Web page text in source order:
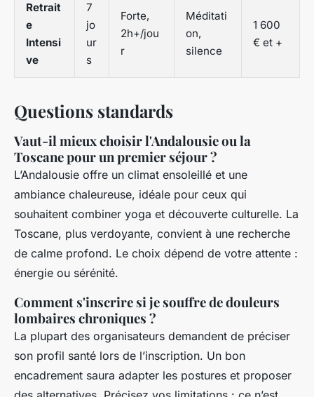
Retrait
e
Intensi
ve
7
jo
ur
s
Forte,
2h+/jou
r
Méditati
on,
silence
1 600
€ et +
Questions standards
Vaut-il mieux choisir l'Andalousie ou la
Toscane pour un premier séjour ?
L’Andalousie offre un climat ensoleillé et une
ambiance chaleureuse, idéale pour ceux qui
souhaitent combiner yoga et découverte culturelle. La
Toscane, plus verdoyante, convient à une recherche
de calme profond. Le choix dépend de votre attente :
énergie ou sérénité.
Comment s'inscrire si je souffre de douleurs
lombaires chroniques ?
La plupart des organisateurs demandent de préciser
son profil santé lors de l’inscription. Un bon
encadrement saura adapter les postures et proposer